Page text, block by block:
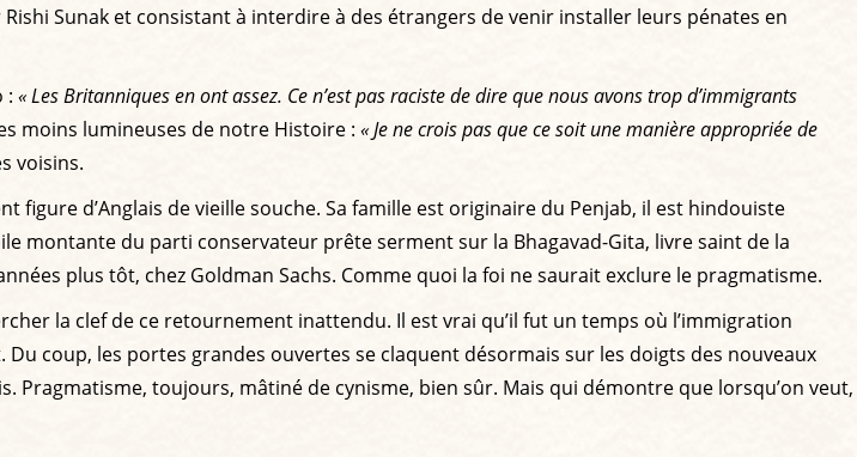
Sunak et consistant à interdire à des étrangers de venir installer leurs pénates en
: « Les Britanniques en ont assez. Ce n’est pas raciste de dire que nous avons trop d’immigrants
moins lumineuses de notre Histoire : « Je ne crois pas que ce soit une manière appropriée de
voisins.
figure d’Anglais de vieille souche. Sa famille est originaire du Penjab, il est hindouiste
montante du parti conservateur prête serment sur la Bhagavad-Gita, livre saint de la
plus tôt, chez Goldman Sachs. Comme quoi la foi ne saurait exclure le pragmatisme.
la clef de ce retournement inattendu. Il est vrai qu’il fut un temps où l’immigration
coup, les portes grandes ouvertes se claquent désormais sur les doigts des nouveaux
Pragmatisme, toujours, mâtiné de cynisme, bien sûr. Mais qui démontre que lorsqu’on veut,